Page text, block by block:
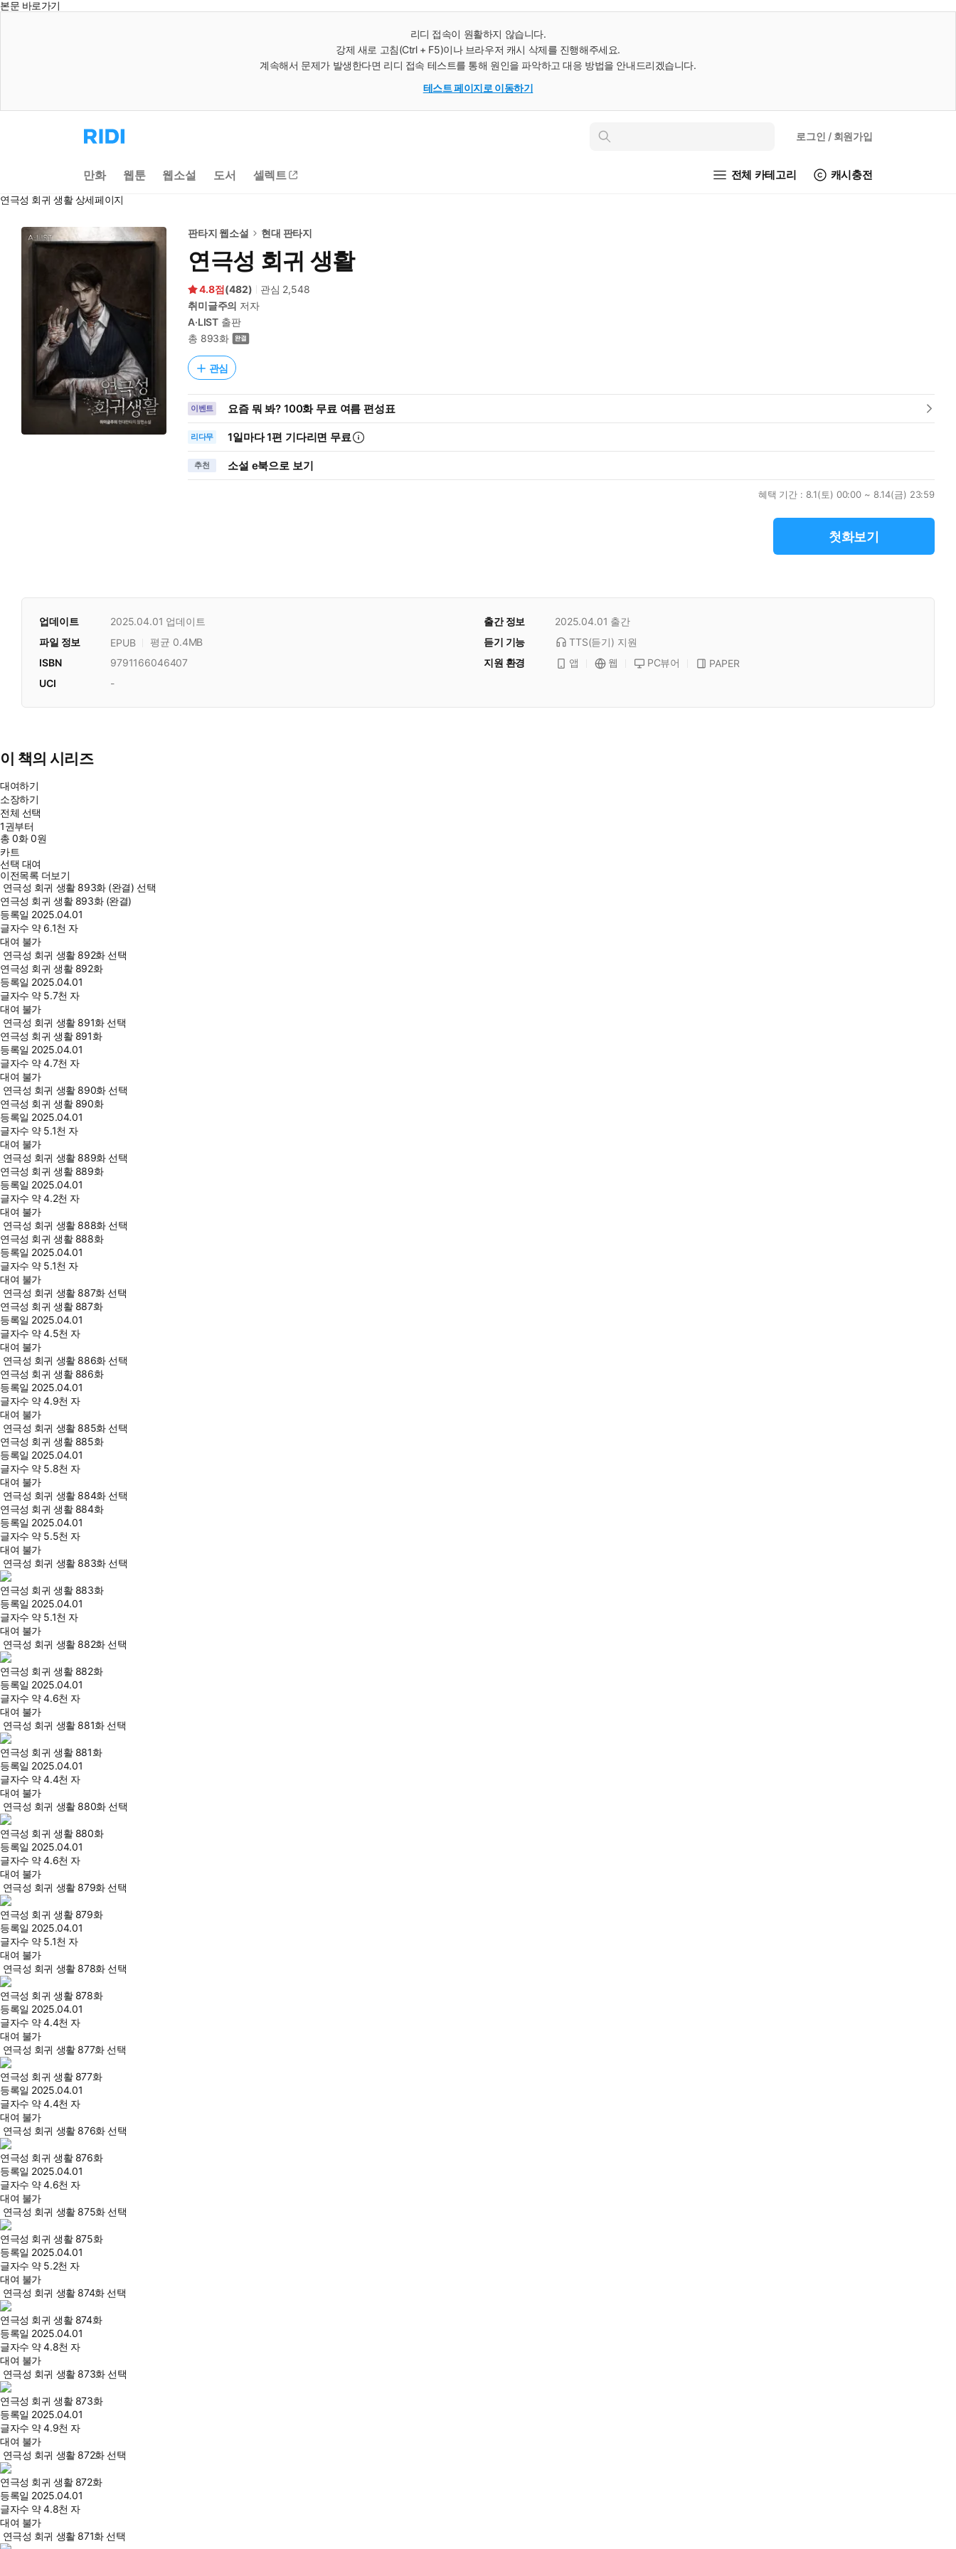
본문 바로가기
리디 접속이 원활하지 않습니다.
강제 새로 고침(Ctrl + F5)이나 브라우저 캐시 삭제를 진행해주세요.
계속해서 문제가 발생한다면 리디 접속 테스트를 통해 원인을 파악하고 대응 방법을 안내드리겠습니다.
테스트 페이지로 이동하기
리
디
으
로
동
인
로그인 / 회원가입
만화 웹툰 웹소설 도서 셀렉트 전체 카테고리 캐시충전
연극성 회귀 생활 상세페이지
판타지 웹소설 현대 판타지
연극성 회귀 생활
4.8 (482) 관심 2,548
취미글주의 저자
A·LIST 출판
총 893화
관심
이벤트 요즘 뭐 봐? 100화 무료 여름 편성표
리다무 1일마다1편 기다리면 무료
추천 소설 e북으로 보기
혜택 기간 : 8.1(토) 00:00 ~ 8.14(금) 23:59
첫화보기
업데이트 2025.04.01 업데이트 출간 정보 2025.04.01 출간
듣기 기능
TTS(듣기) 지원
파일 정보 EPUB
평균 0.4MB
지원 환경
앱 웹 PC뷰어 PAPER
ISBN
9791166046407
UCI
-
이 책의 시리즈
대여하기
소장하기
전체 선택
1권부터
총0화0원
카트
선택 대여
이전목록 더보기
연극성 회귀 생활 893화 (완결) 선택
연극성 회귀 생활 893화 (완결)
등록일 2025.04.01
글자수 약 6.1천 자
대여 불가
연극성 회귀 생활 892화 선택
연극성 회귀 생활 892화
등록일 2025.04.01
글자수 약 5.7천 자
대여 불가
연극성 회귀 생활 891화 선택
연극성 회귀 생활 891화
등록일 2025.04.01
글자수 약 4.7천 자
대여 불가
연극성 회귀 생활 890화 선택
연극성 회귀 생활 890화
등록일 2025.04.01
글자수 약 5.1천 자
대여 불가
연극성 회귀 생활 889화 선택
연극성 회귀 생활 889화
등록일 2025.04.01
글자수 약 4.2천 자
대여 불가
연극성 회귀 생활 888화 선택
연극성 회귀 생활 888화
등록일 2025.04.01
글자수 약 5.1천 자
대여 불가
연극성 회귀 생활 887화 선택
연극성 회귀 생활 887화
등록일 2025.04.01
글자수 약 4.5천 자
대여 불가
연극성 회귀 생활 886화 선택
연극성 회귀 생활 886화
등록일 2025.04.01
글자수 약 4.9천 자
대여 불가
연극성 회귀 생활 885화 선택
연극성 회귀 생활 885화
등록일 2025.04.01
글자수 약 5.8천 자
대여 불가
연극성 회귀 생활 884화 선택
연극성 회귀 생활 884화
등록일 2025.04.01
글자수 약 5.5천 자
대여 불가
연극성 회귀 생활 883화 선택
연극성 회귀 생활 883화
등록일 2025.04.01
글자수 약 5.1천 자
대여 불가
연극성 회귀 생활 882화 선택
연극성 회귀 생활 882화
등록일 2025.04.01
글자수 약 4.6천 자
대여 불가
연극성 회귀 생활 881화 선택
연극성 회귀 생활 881화
등록일 2025.04.01
글자수 약 4.4천 자
대여 불가
연극성 회귀 생활 880화 선택
연극성 회귀 생활 880화
등록일 2025.04.01
글자수 약 4.6천 자
대여 불가
연극성 회귀 생활 879화 선택
연극성 회귀 생활 879화
등록일 2025.04.01
글자수 약 5.1천 자
대여 불가
연극성 회귀 생활 878화 선택
연극성 회귀 생활 878화
등록일 2025.04.01
글자수 약 4.4천 자
대여 불가
연극성 회귀 생활 877화 선택
연극성 회귀 생활 877화
등록일 2025.04.01
글자수 약 4.4천 자
대여 불가
연극성 회귀 생활 876화 선택
연극성 회귀 생활 876화
등록일 2025.04.01
글자수 약 4.6천 자
대여 불가
연극성 회귀 생활 875화 선택
연극성 회귀 생활 875화
등록일 2025.04.01
글자수 약 5.2천 자
대여 불가
연극성 회귀 생활 874화 선택
연극성 회귀 생활 874화
등록일 2025.04.01
글자수 약 4.8천 자
대여 불가
연극성 회귀 생활 873화 선택
연극성 회귀 생활 873화
등록일 2025.04.01
글자수 약 4.9천 자
대여 불가
연극성 회귀 생활 872화 선택
연극성 회귀 생활 872화
등록일 2025.04.01
글자수 약 4.8천 자
대여 불가
연극성 회귀 생활 871화 선택